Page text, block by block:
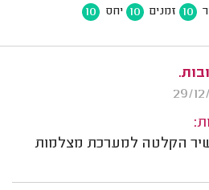
10 זמנים 10 יחס 10
הקלטה למערכת מצלמות